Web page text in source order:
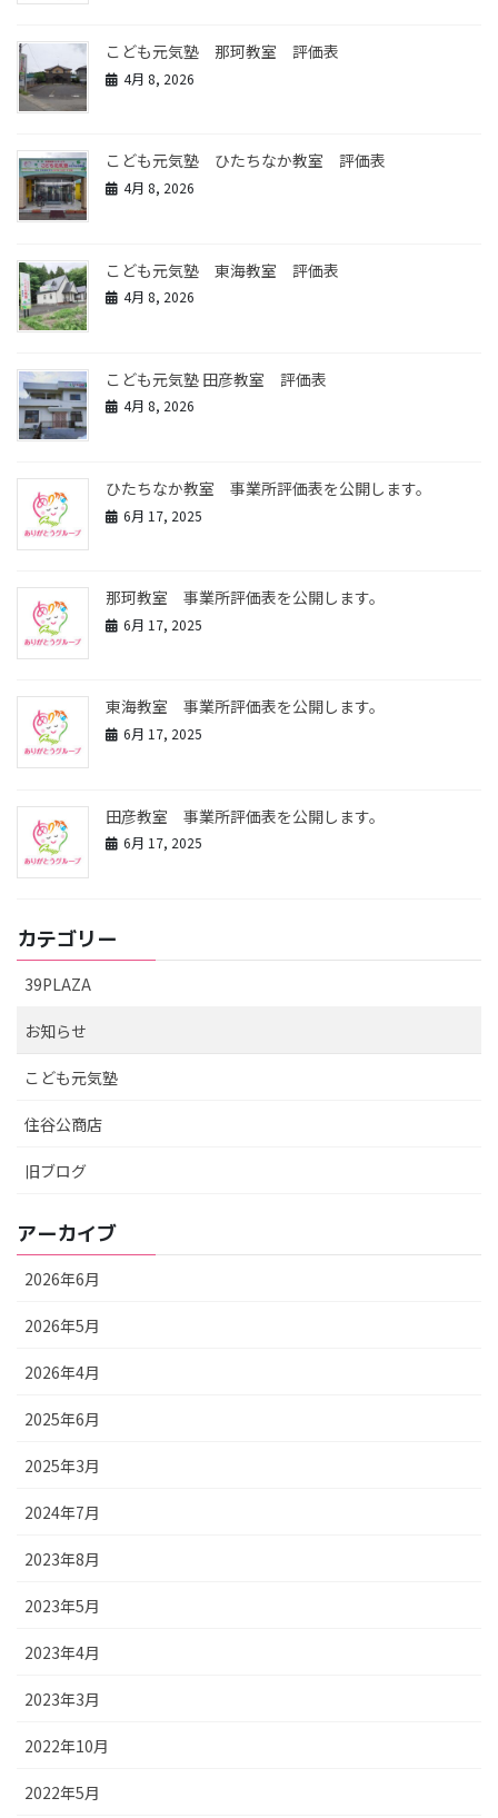
こども元気塾 那珂教室 評価表
4月 8, 2026
こども元気塾 ひたちなか教室 評価表
4月 8, 2026
こども元気塾 東海教室 評価表
4月 8, 2026
こども元気塾 田彦教室 評価表
4月 8, 2026
ひたちなか教室 事業所評価表を公開します。
6月 17, 2025
那珂教室 事業所評価表を公開します。
6月 17, 2025
東海教室 事業所評価表を公開します。
6月 17, 2025
田彦教室 事業所評価表を公開します。
6月 17, 2025
カテゴリー
39PLAZA
お知らせ
こども元気塾
住谷公商店
旧ブログ
アーカイブ
2026年6月
2026年5月
2026年4月
2025年6月
2025年3月
2024年7月
2023年8月
2023年5月
2023年4月
2023年3月
2022年10月
2022年5月